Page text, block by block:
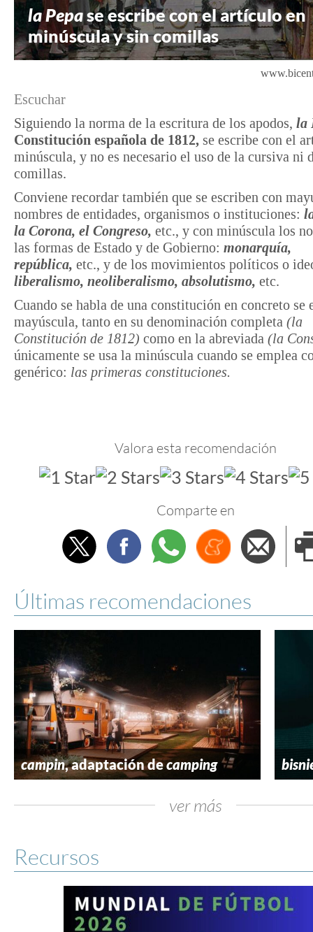
la Pepase escribe con el artículo en
minúscula y sin comillas
Escuchar
Siguiendo la norma de la escritura de los apodos, la
Constitución española de 1812, se escribe con el
minúscula, y no es necesario el uso de la cursiva ni
comillas.
Conviene recordar también que se escriben con
nombres de entidades, organismos o instituciones:
la Corona, el Congreso, etc., y con minúscula los
las formas de Estado y de Gobierno: monarquía,
república, etc., y de los movimientos políticos o
liberalismo, neoliberalismo, absolutismo, etc.
Cuando se habla de una constitución en concreto se
mayúscula, tanto en su denominación completa (la
Constitución de 1812) como en la abreviada (la
únicamente se usa la minúscula cuando se emplea
genérico: las primeras constituciones.
Valora esta recomendación
Comparte en
TwitterFacebookWhatsappMenéame
Últimas recomendaciones
campin, adaptación decamping
ver más
Recursos